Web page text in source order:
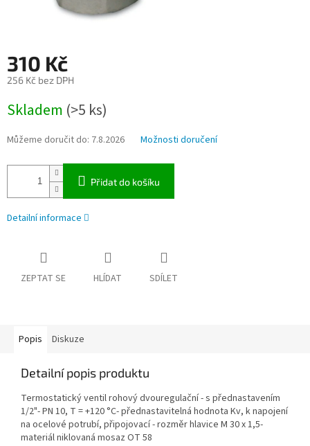
310 Kč
256 Kč bez DPH
cena:
Skladem (>5 ks)
Můžeme doručit do: 7.8.2026 Možnosti doručení
Přidat do košíku
Detailní informace
ZEPTAT SE HLÍDAT SDÍLET
Popis Diskuze
Detailní popis produktu
Termostatický ventil rohový dvouregulační - s přednastavením
1/2"- PN 10, T = +120 °C- přednastavitelná hodnota Kv, k napojení
na ocelové potrubí, připojovací - rozměr hlavice M 30 x 1,5-
materiál niklovaná mosaz OT 58